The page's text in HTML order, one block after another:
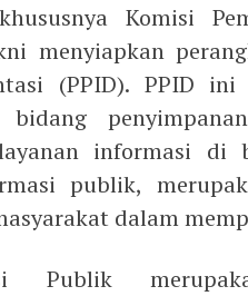
Komisi
menyiapkan
(PPID). PPID
informasi di
publik,
dalam
Publik